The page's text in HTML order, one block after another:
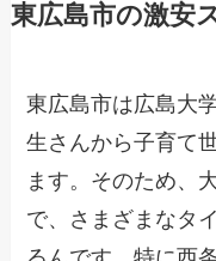
東広島市の激安
東広島市は広島大
生さんから子育て
ます。そのため、
で、さまざまなタ